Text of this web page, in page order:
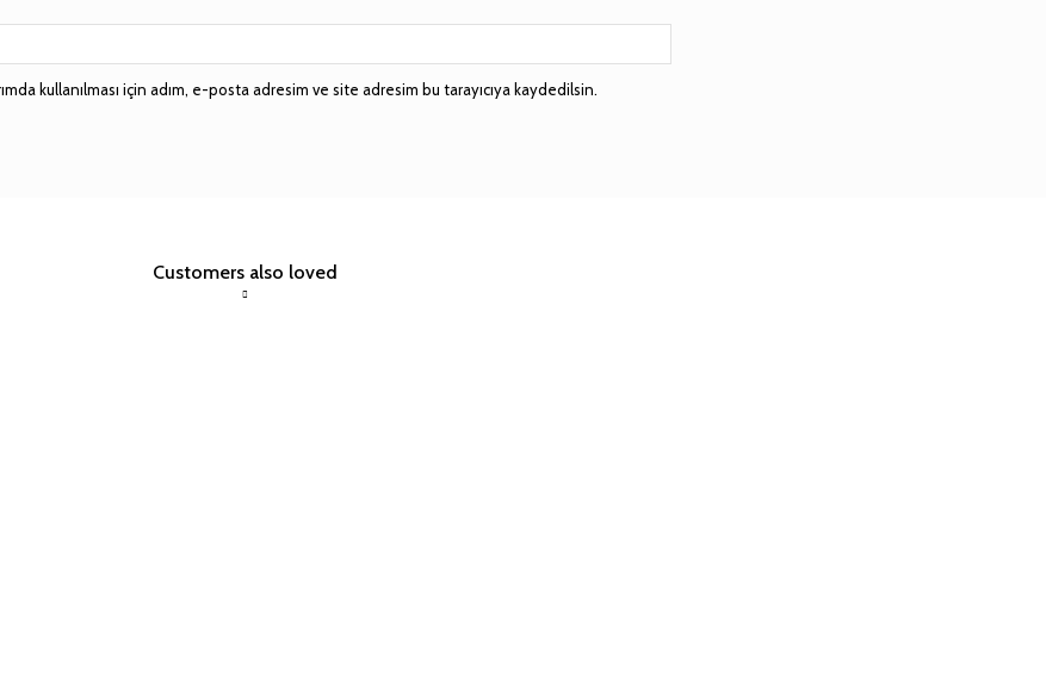
kullanılması için adım, e-posta adresim ve site adresim bu tarayıcıya kaydedilsin.
Customers also loved